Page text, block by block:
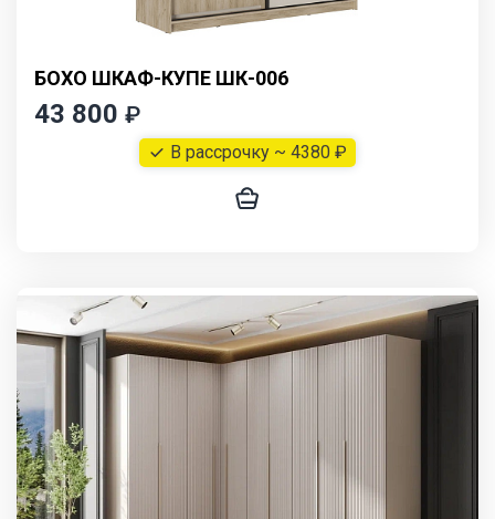
БОХО ШКАФ-КУПЕ ШК-006
43 800 ₽
В рассрочку ~ 4380 ₽